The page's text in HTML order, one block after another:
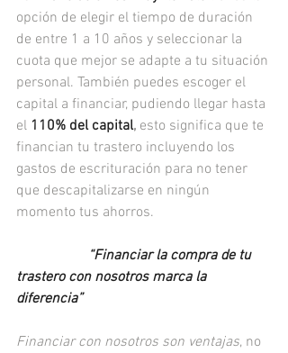
opción de elegir el tiempo de duración
de entre 1 a 10 años y seleccionar la
cuota que mejor se adapte a tu situación
personal. También puedes escoger el
capital a financiar, pudiendo llegar hasta
el 110% del capital, esto significa que te
financian tu trastero incluyendo los
gastos de escrituración para no tener
que descapitalizarse en ningún
momento tus ahorros.
“Financiar la compra de tu
trastero con nosotros marca la
diferencia”
Financiar con nosotros son ventajas, no